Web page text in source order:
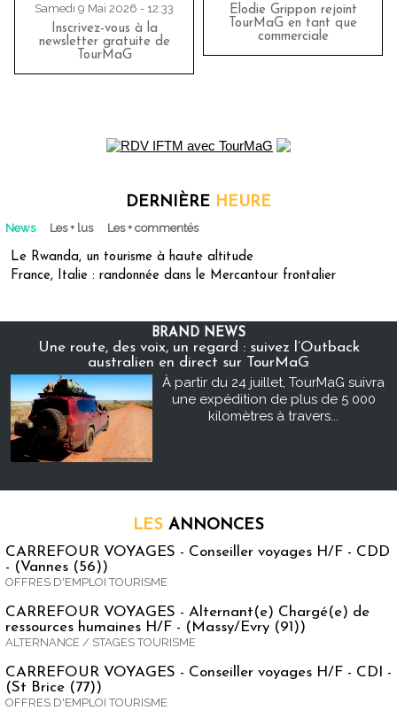
Samedi 9 Mai 2026 - 12:33
Inscrivez-vous à la
newsletter gratuite de
TourMaG
Elodie Grippon rejoint
TourMaG en tant que
commerciale
DERNIÈRE HEURE
News Les + lus Les + commentés
Le Rwanda, un tourisme à haute altitude
France, Italie : randonnée dans le Mercantour frontalier
BRAND NEWS
Une route, des voix, un regard : suivez l’Outback
australien en direct sur TourMaG
À partir du 24 juillet, TourMaG suivra
une expédition de plus de 5 000
kilomètres à travers...
LES ANNONCES
CARREFOUR VOYAGES - Conseiller voyages H/F - CDD
- (Vannes (56))
OFFRES D'EMPLOI TOURISME
CARREFOUR VOYAGES - Alternant(e) Chargé(e) de
ressources humaines H/F - (Massy/Evry (91))
ALTERNANCE / STAGES TOURISME
CARREFOUR VOYAGES - Conseiller voyages H/F - CDI -
(St Brice (77))
OFFRES D'EMPLOI TOURISME